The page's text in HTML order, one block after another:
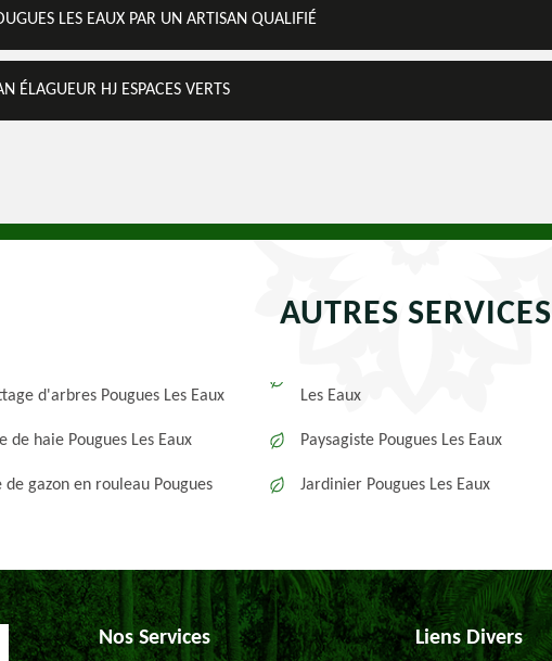
LES EAUX PAR UN ARTISAN QUALIFIÉ
ÉLAGUEUR HJ ESPACES VERTS
AUTRES SERVICES
d'arbres Pougues Les Eaux
de haie Pougues Les Eaux
de gazon en rouleau Pougues
Les Eaux
Paysagiste Pougues Les Eaux
Jardinier Pougues Les Eaux
Nos Services Liens Divers